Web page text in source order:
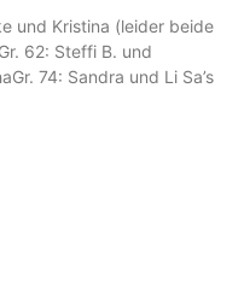
und Kristina (leider beide
62: Steffi B. und
74: Sandra und Li Sa’s